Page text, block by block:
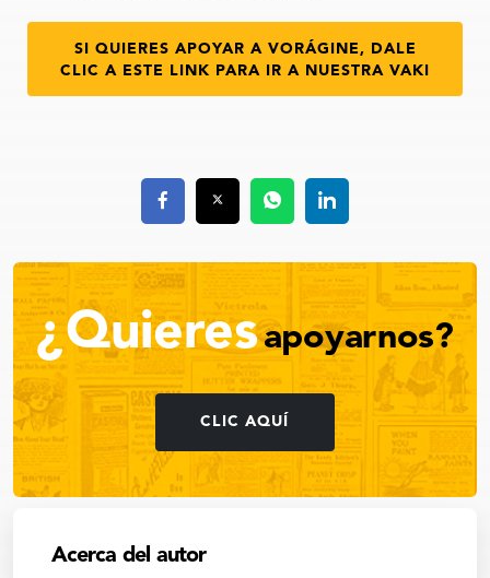
SI QUIERES APOYAR A VORÁGINE, DALE
CLIC A ESTE LINK PARA IR A NUESTRA VAKI
¿Quieresapoyarnos?
CLIC AQUÍ
Acerca del autor